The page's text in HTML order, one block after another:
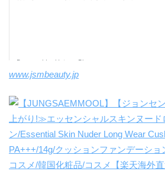
www.jsmbeauty.jp